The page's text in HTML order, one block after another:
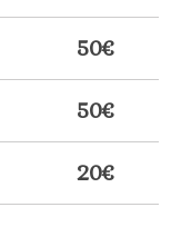
50€
50€
20€